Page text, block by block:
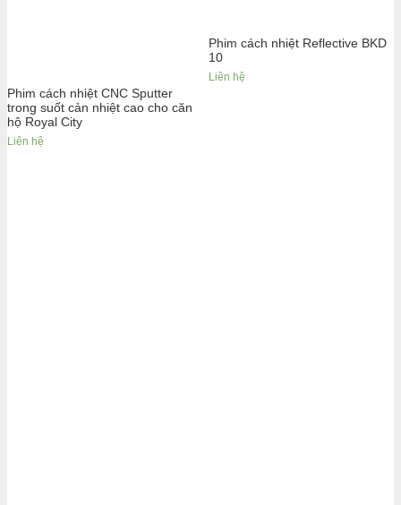
Phim cách nhiệt CNC Sputter
trong suốt cản nhiệt cao cho căn
hộ Royal City
Liên hệ
Phim cách nhiệt Reflective BKD
10
Liên hệ